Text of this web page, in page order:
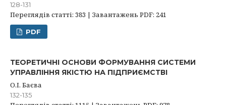
128-131
Переглядів статті: 383 | Завантажень PDF: 241
PDF
ТЕОРЕТИЧНІ ОСНОВИ ФОРМУВАННЯ СИСТЕМИ
УПРАВЛІННЯ ЯКІСТЮ НА ПІДПРИЄМСТВІ
О.І. Баєва
132-135